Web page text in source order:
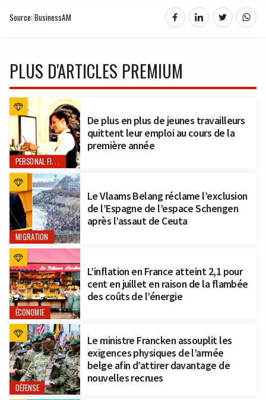
Source: BusinessAM
PLUS D'ARTICLES PREMIUM
PERSONAL FINANCE
De plus en plus de jeunes travailleurs
quittent leur emploi au cours de la
première année
MIGRATION
Le Vlaams Belang réclame l’exclusion
de l’Espagne de l’espace Schengen
après l’assaut de Ceuta
ÉCONOMIE
L’inflation en France atteint 2,1 pour
cent en juillet en raison de la flambée
des coûts de l’énergie
DÉFENSE
Le ministre Francken assouplit les
exigences physiques de l’armée
belge afin d’attirer davantage de
nouvelles recrues